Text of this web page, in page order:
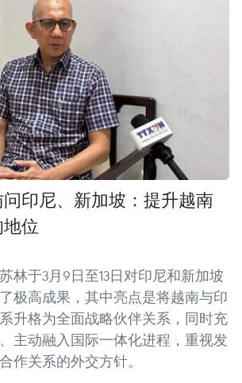
印尼、新加坡：提升越南
位
林于3月9日至13日对印尼和新加坡
极高成果，其中亮点是将越南与印
升格为全面战略伙伴关系，同时充
主动融入国际一体化进程，重视发
作关系的外交方针。